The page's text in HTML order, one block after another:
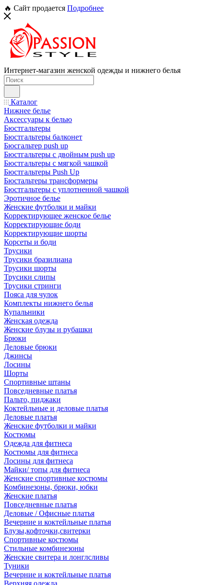
🔥 Сайт продается Подробнее
Интернет-магазин женской одежды и нижнего белья
Каталог
Нижнее белье
Аксессуары к белью
Бюстгальтеры
Бюстгальтеры балконет
Бюсгальтер push up
Бюстгальтеры с двойным push up
Бюстгальтеры с мягкой чашкой
Бюстгальтеры Push Up
Бюстальтеры трансформеры
Бюстгальтеры с уплотненной чашкой
Эротичное белье
Женские футболки и майки
Корректирующее женское белье
Корректирующие боди
Корректирующие шорты
Корсеты и боди
Трусики
Трусики бразилиана
Трусики шорты
Трусики слипы
Трусики стринги
Пояса для чулок
Комплекты нижнего белья
Купальники
Женская одежда
Женские блузы и рубашки
Брюки
Деловые брюки
Джинсы
Лосины
Шорты
Спортивные штаны
Повседневные платья
Пальто, пиджаки
Коктейльные и деловые платья
Деловые платья
Женские футболки и майки
Костюмы
Одежда для фитнеса
Костюмы для фитнеса
Лосины для фитнеса
Майки/ топы для фитнеса
Женские спортивные костюмы
Комбинезоны, брюки, юбки
Женские платья
Повседневные платья
Деловые / Офисные платья
Вечерние и коктейльные платья
Блузы,кофточки,свитерки
Спортивные костюмы
Стильные комбинезоны
Женские свитера и лонглсливы
Туники
Вечерние и коктейльные платья
Верхняя одежда